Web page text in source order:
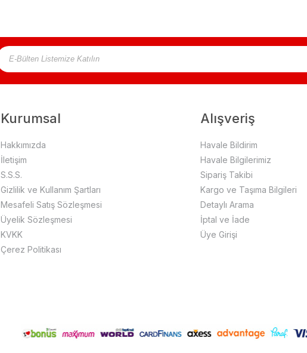
Kurumsal
Hakkımızda
İletişim
S.S.S.
Gizlilik ve Kullanım Şartları
Mesafeli Satış Sözleşmesi
Üyelik Sözleşmesi
KVKK
Çerez Politikası
Alışveriş
Havale Bildirim
Havale Bilgilerimiz
Sipariş Takibi
Kargo ve Taşıma Bilgileri
Detaylı Arama
İptal ve İade
Üye Girişi